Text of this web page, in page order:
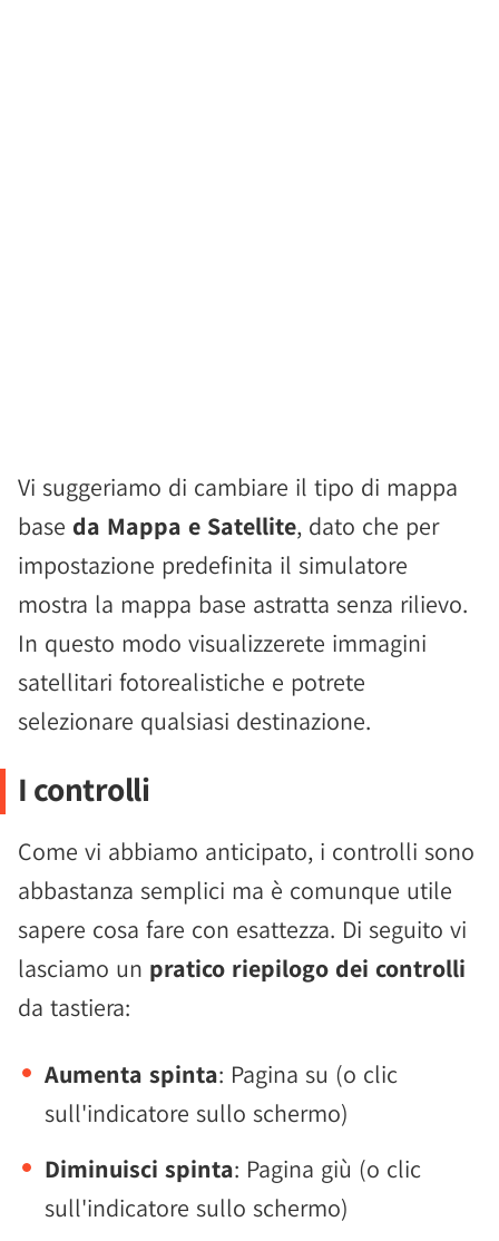
Vi suggeriamo di cambiare il tipo di mappa
base da Mappa e Satellite, dato che per
impostazione predefinita il simulatore
mostra la mappa base astratta senza rilievo.
In questo modo visualizzerete immagini
satellitari fotorealistiche e potrete
selezionare qualsiasi destinazione.
I controlli
Come vi abbiamo anticipato, i controlli sono
abbastanza semplici ma è comunque utile
sapere cosa fare con esattezza. Di seguito vi
lasciamo un pratico riepilogo dei controlli
da tastiera:
Aumenta spinta: Pagina su (o clic
sull'indicatore sullo schermo)
Diminuisci spinta: Pagina giù (o clic
sull'indicatore sullo schermo)